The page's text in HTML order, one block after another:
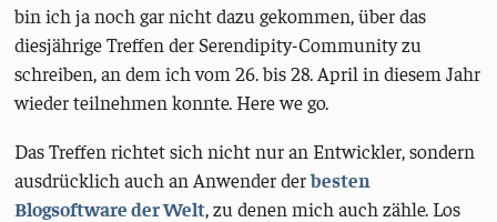
bin ich ja noch gar nicht dazu gekommen, über das
diesjährige Treffen der Serendipity-Community zu
schreiben, an dem ich vom 26. bis 28. April in diesem Jahr
wieder teilnehmen konnte. Here we go.
Das Treffen richtet sich nicht nur an Entwickler, sondern
ausdrücklich auch an Anwender derbesten
Blogsoftware der Welt, zu denen mich auch zähle. Los